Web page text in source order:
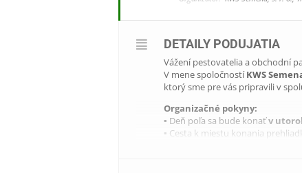
DETAILY PODUJATIA
Vážení pestovatelia a obchodní
V mene spoločnostíKWS
ktorý sme pre vás pripravili v
Organizačné pokyny:
▪ Deň poľa sa bude konaťv
▪ Cesta k miestu konania